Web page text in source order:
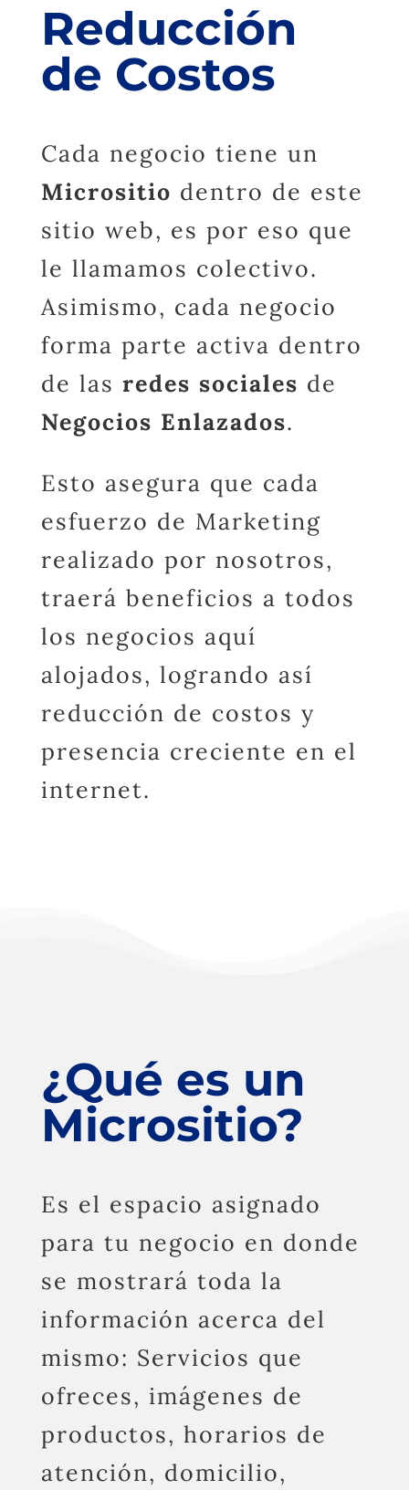
Reducción
de Costos
Cada negocio tiene un
Micrositio dentro de este
sitio web, es por eso que
le llamamos colectivo.
Asimismo, cada negocio
forma parte activa dentro
de las redes sociales de
Negocios Enlazados.
Esto asegura que cada
esfuerzo de Marketing
realizado por nosotros,
traerá beneficios a todos
los negocios aquí
alojados, logrando así
reducción de costos y
presencia creciente en el
internet.
¿Qué es un
Micrositio?
Es el espacio asignado
para tu negocio en donde
se mostrará toda la
información acerca del
mismo: Servicios que
ofreces, imágenes de
productos, horarios de
atención, domicilio,